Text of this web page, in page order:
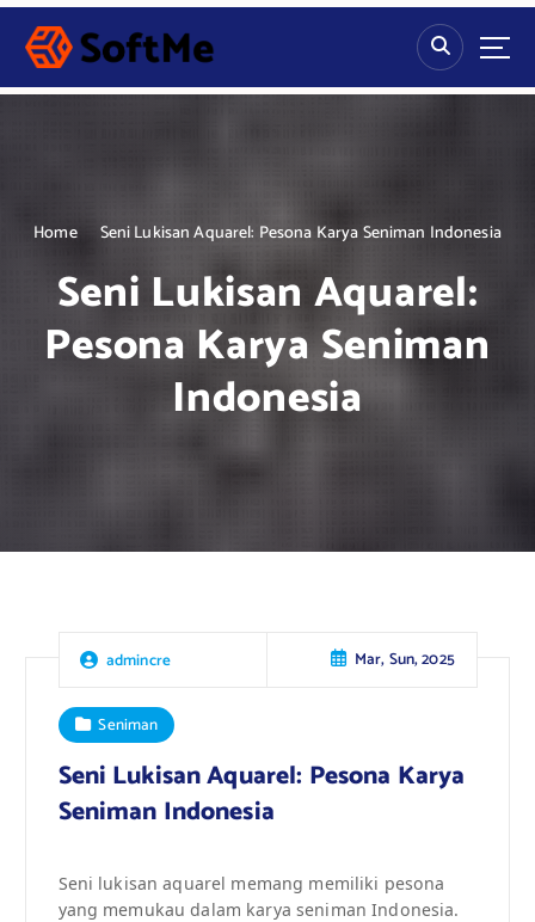
S
p
Home Seni Lukisan Aquarel: Pesona Karya Seniman Indonesia
Seni Lukisan Aquarel:
Pesona Karya Seniman
Indonesia
admincre Mar, Sun, 2025
Seniman
Seni Lukisan Aquarel: Pesona Karya
Seniman Indonesia
Seni lukisan aquarel memang memiliki pesona
yang memukau dalam karya seniman Indonesia.